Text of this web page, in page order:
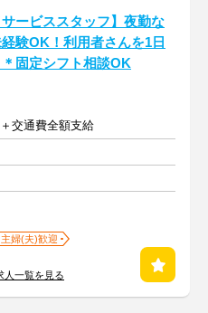
サービススタッフ】夜勤な
験OK！利用者さんを1日
＊固定シフト相談OK
交通費全額支給
主婦(夫)歓迎
人一覧を見る